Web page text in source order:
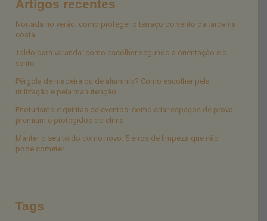
Artigos recentes
Nortada no verão: como proteger o terraço do vento da tarde na
costa
Toldo para varanda: como escolher segundo a orientação e o
vento
Pérgola de madeira ou de alumínio? Como escolher pela
utilização e pela manutenção
Enoturismo e quintas de eventos: como criar espaços de prova
premium e protegidos do clima
Manter o seu toldo como novo: 5 erros de limpeza que não
pode cometer
Tags